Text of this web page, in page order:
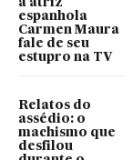
espanhola
Carmen Maura
fale de seu
estupro na TV
Relatos do
assédio: o
machismo que
desfilou